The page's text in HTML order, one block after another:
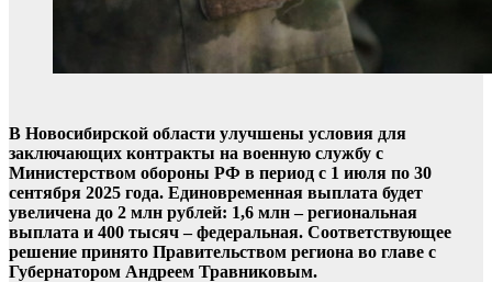
В Новосибирской области улучшены условия для
заключающих контракты на военную службу с
Министерством обороны РФ в период с 1 июля по 30
сентября 2025 года. Единовременная выплата будет
увеличена до 2 млн рублей: 1,6 млн – региональная
выплата и 400 тысяч – федеральная. Соответствующее
решение принято Правительством региона во главе с
Губернатором Андреем Травниковым.